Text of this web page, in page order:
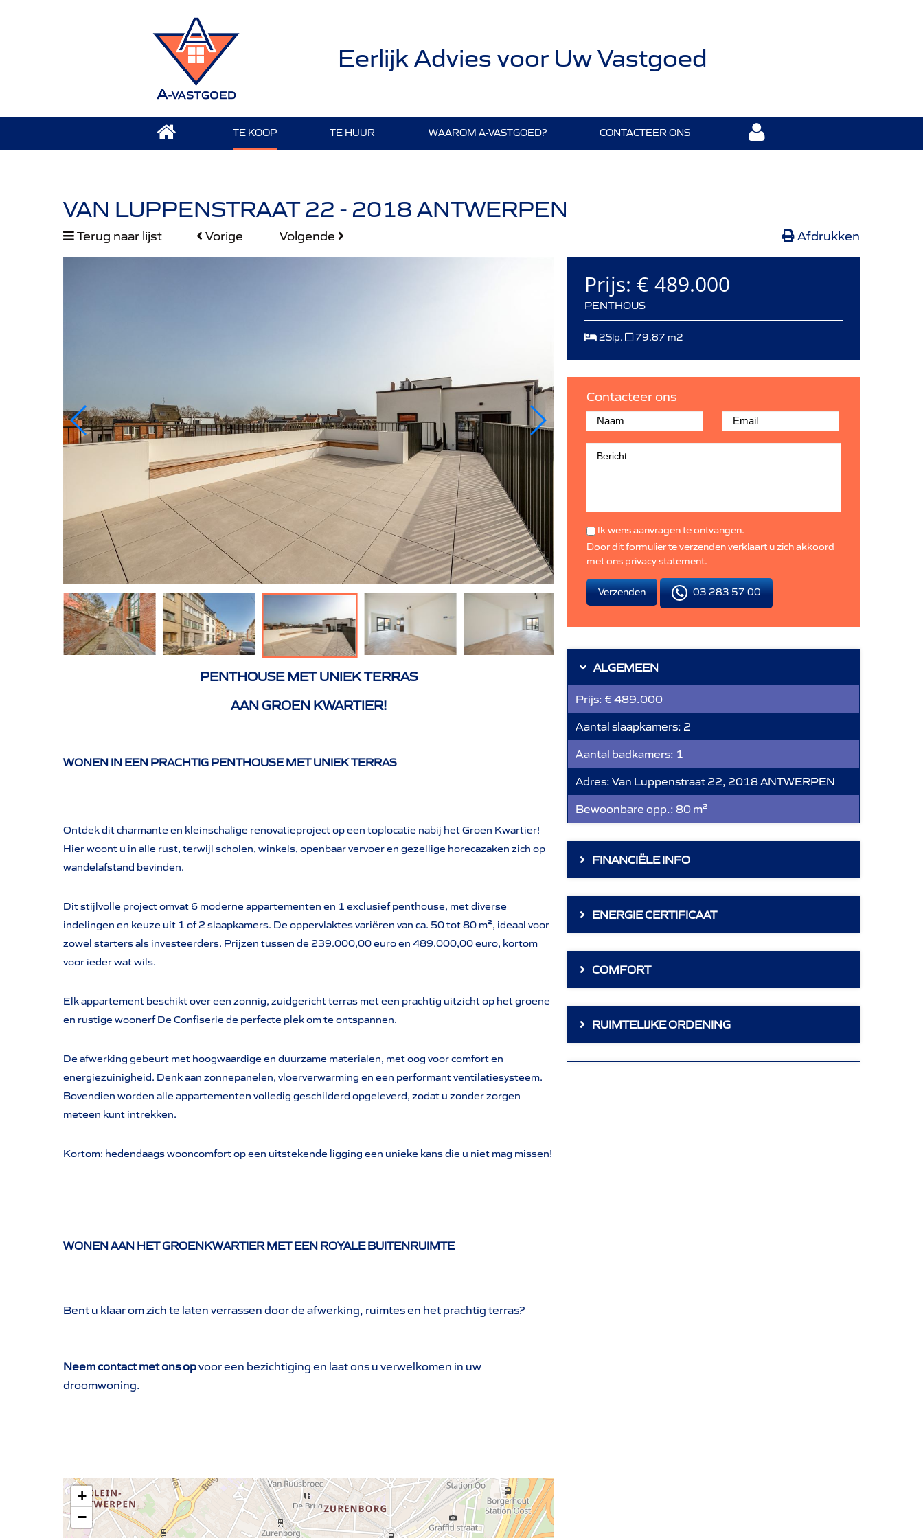
Eerlijk Advies voor Uw Vastgoed
TE KOOP TE HUUR WAAROM A-VASTGOED? CONTACTEER ONS
VAN LUPPENSTRAAT 22 - 2018 ANTWERPEN
Afdrukken
Terug naar lijst Vorige Volgende
PENTHOUSE MET UNIEK TERRAS
AAN GROEN KWARTIER!
WONEN IN EEN PRACHTIG PENTHOUSE MET UNIEK TERRAS
Ontdek dit charmante en kleinschalige renovatieproject op een toplocatie nabij het Groen Kwartier!
Hier woont u in alle rust, terwijl scholen, winkels, openbaar vervoer en gezellige horecazaken zich op
wandelafstand bevinden.
Dit stijlvolle project omvat 6 moderne appartementen en 1 exclusief penthouse, met diverse
indelingen en keuze uit 1 of 2 slaapkamers. De oppervlaktes variëren van ca. 50 tot 80 m², ideaal voor
zowel starters als investeerders. Prijzen tussen de 239.000,00 euro en 489.000,00 euro, kortom
voor ieder wat wils.
Elk appartement beschikt over een zonnig, zuidgericht terras met een prachtig uitzicht op het groene
en rustige woonerf De Confiserie de perfecte plek om te ontspannen.
De afwerking gebeurt met hoogwaardige en duurzame materialen, met oog voor comfort en
energiezuinigheid. Denk aan zonnepanelen, vloerverwarming en een performant ventilatiesysteem.
Bovendien worden alle appartementen volledig geschilderd opgeleverd, zodat u zonder zorgen
meteen kunt intrekken.
Kortom: hedendaags wooncomfort op een uitstekende ligging een unieke kans die u niet mag missen!
WONEN AAN HET GROENKWARTIER MET EEN ROYALE BUITENRUIMTE
Bent u klaar om zich te laten verrassen door de afwerking, ruimtes en het prachtig terras?
Neem contact met ons opvoor een bezichtiging en laat ons u verwelkomen in uw
droomwoning.
+
−
Prijs: € 489.000
PENTHOUS
2Slp. 79.87 m2
Contacteer ons
Ik wens aanvragen te ontvangen.
Door dit formulier te verzenden verklaart u zich akkoord
met ons privacy statement.
Verzenden 03 283 57 00
ALGEMEEN
Prijs: € 489.000
Aantal slaapkamers: 2
Aantal badkamers: 1
Adres: Van Luppenstraat 22, 2018 ANTWERPEN
Bewoonbare opp.: 80 m²
FINANCIËLE INFO
ENERGIE CERTIFICAAT
COMFORT
RUIMTELIJKE ORDENING